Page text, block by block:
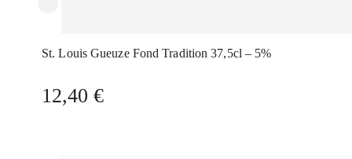
St. Louis Gueuze Fond Tradition 37,5cl – 5%
12,40 €